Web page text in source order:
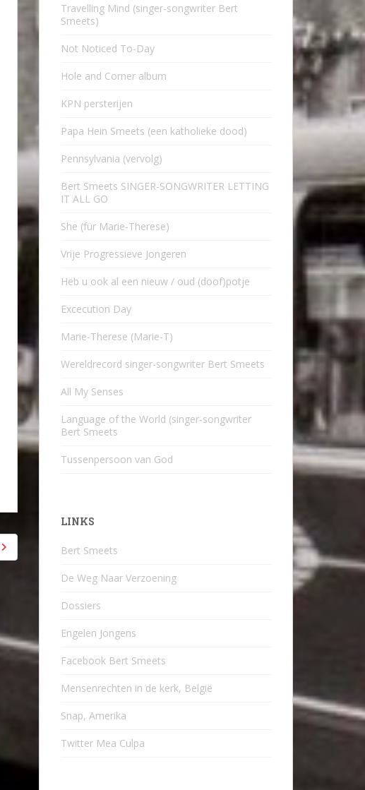
Travelling Mind (singer-songwriter Bert
Smeets)
Not Noticed To-Day
Hole and Corner album
KPN persterijen
Papa Hein Smeets (een katholieke dood)
Pennsylvania (vervolg)
Bert Smeets SINGER-SONGWRITER LETTING
IT ALL GO
She (für Marie-Therese)
Vrije Progressieve Jongeren
Heb u ook al een nieuw / oud (doof)potje
Excecution Day
Marie-Therese (Marie-T)
Wereldrecord singer-songwriter Bert Smeets
All My Senses
Language of the World (singer-songwriter
Bert Smeets
Tussenpersoon van God
LINKS
Bert Smeets
De Weg Naar Verzoening
Dossiers
Engelen Jongens
Facebook Bert Smeets
Mensenrechten in de kerk, België
Snap, Amerika
Twitter Mea Culpa